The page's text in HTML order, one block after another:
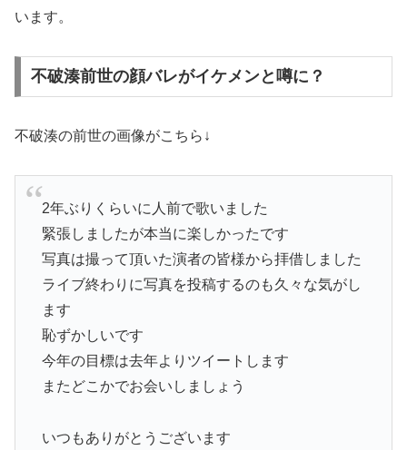
います。
不破湊前世の顔バレがイケメンと噂に？
不破湊の前世の画像がこちら↓
2年ぶりくらいに人前で歌いました
緊張しましたが本当に楽しかったです
写真は撮って頂いた演者の皆様から拝借しました
ライブ終わりに写真を投稿するのも久々な気がし
ます
恥ずかしいです
今年の目標は去年よりツイートします
またどこかでお会いしましょう
いつもありがとうございます